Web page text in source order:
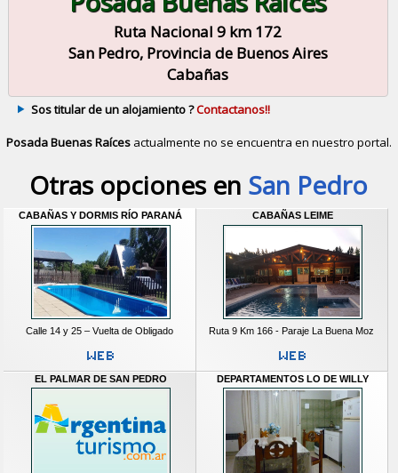
Ruta Nacional 9 km 172
San Pedro, Provincia de Buenos Aires
Cabañas
Sos titular de un alojamiento ?Contactanos!!
Posada Buenas Raícesactualmente no se encuentra en nuestro portal.
Otras opciones en San Pedro
CABAÑAS Y DORMIS RÍO PARANÁ
Calle 14 y 25 – Vuelta de Obligado
CABAÑAS LEIME
Ruta 9 Km 166 - Paraje La Buena Moz
EL PALMAR DE SAN PEDRO DEPARTAMENTOS LO DE WILLY